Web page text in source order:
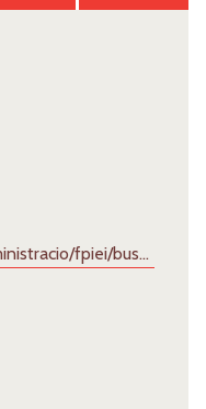
https://www.iei.cat/ca/administracio/fpiei/buscador/110789/murmuracions-de-xavier-marrades/3278.html